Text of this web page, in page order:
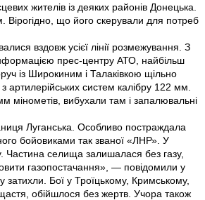
жителів iз деяких районів Донецька.
Вірогідно, що його скерували для потреб
вздовж усієї лінії розмежування. З
прес-центру АТО, найбільш
із Широкиним i Талаківкою щільно
систем калібру 122 мм.
мінометів, вибухали там і запалювальні
Луганська. Особливо постраждала
бойовиками так званої «ЛНР». У
Частина селища залишалася без газу,
газопостачання», — повідомили у
затихли. Бої у Троїцькому, Кримському,
обійшлося без жертв. Учора також